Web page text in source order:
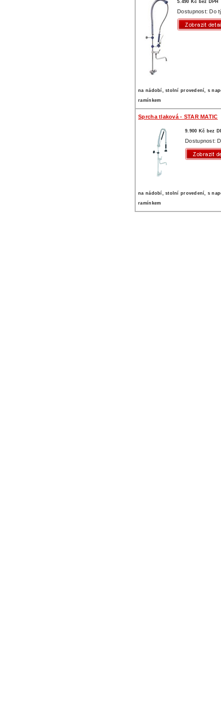
5.490 Kč bez DPH
Dostupnost: Do
na nádobí, stolní provedení, s
ramínkem
Sprcha tlaková - STAR MATIC
9.900 Kč bez
Dostupnost:
na nádobí, stolní provedení, s
ramínkem